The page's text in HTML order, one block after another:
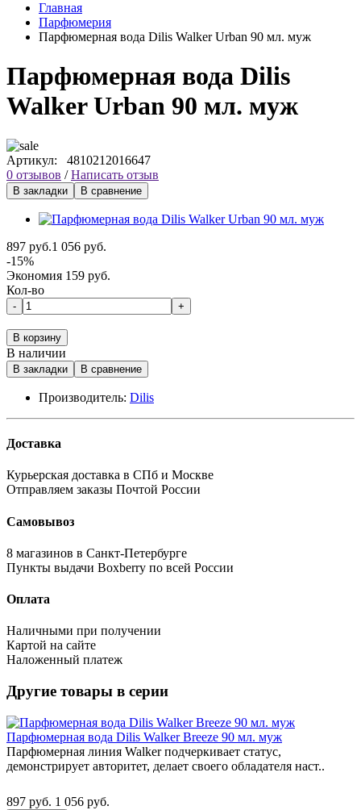
Главная
Парфюмерия
Парфюмерная вода Dilis Walker Urban 90 мл. муж
Парфюмерная вода Dilis
Walker Urban 90 мл. муж
Артикул: 4810212016647
0 отзывов /Написать отзыв
В закладки В сравнение
897 руб.1 056 руб.
-15%
Экономия 159 руб.
Кол-во
- +
В корзину
В наличии
В закладки В сравнение
Производитель: Dilis
Доставка
Курьерская доставка в СПб и Москве
Отправляем заказы Почтой России
Самовывоз
8 магазинов в Санкт-Петербурге
Пункты выдачи Boxberry по всей России
Оплата
Наличными при получении
Картой на сайте
Наложенный платеж
Другие товары в серии
Парфюмерная вода Dilis Walker Breeze 90 мл. муж
Парфюмерная линия Walker подчеркивает статус,
демонстрирует авторитет, делает своего обладателя наст..
897 руб. 1 056 руб.